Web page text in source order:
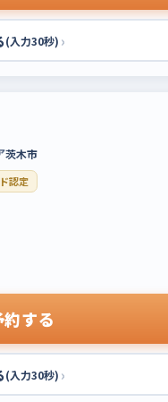
(入力30秒) ›
茨木市
認定
する
(入力30秒) ›